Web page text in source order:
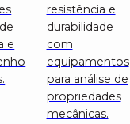
e
resistência e
durabilidade
com
equipamentos
para análise de
propriedades
mecânicas.